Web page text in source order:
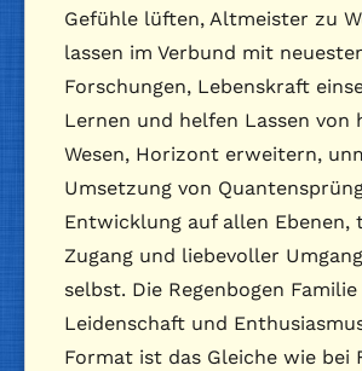
Gefühle lüften, Altmeister zu
lassen im Verbund mit
Forschungen, Lebenskraft
Lernen und helfen Lassen von
Wesen, Horizont erweitern,
Umsetzung von
Entwicklung auf allen Ebenen,
Zugang und liebevoller
selbst. Die Regenbogen
Leidenschaft und
Format ist das Gleiche wie bei